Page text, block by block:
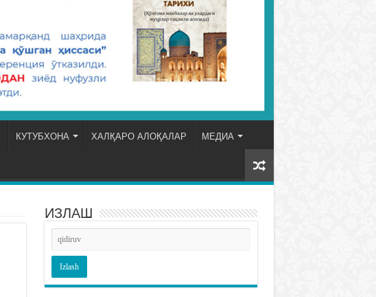
КУТУБХОНА ХАЛҚАРО АЛОҚАЛАР МЕДИА
ИЗЛАШ